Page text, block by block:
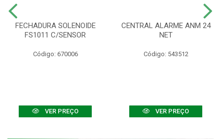
FECHADURA SOLENOIDE
FS1011 C/SENSOR
Código: 670006
VER PREÇO
CENTRAL ALARME ANM 24
NET
Código: 543512
VER PREÇO